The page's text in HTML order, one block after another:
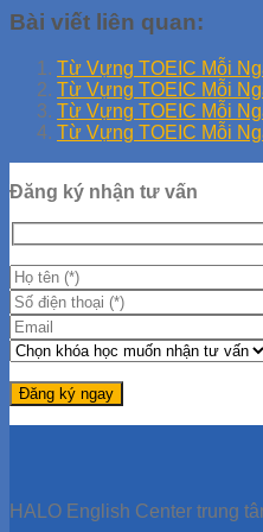
Bài viết liên quan:
Từ Vựng TOEIC Mỗi
Từ Vựng TOEIC Mỗi
Từ Vựng TOEIC Mỗi
Từ Vựng TOEIC Mỗi
Đăng ký nhận tư vấn
HALO English Center trung